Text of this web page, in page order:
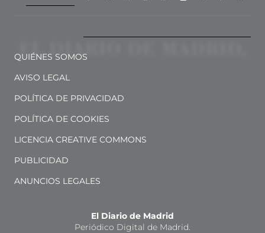
QUIÉNES SOMOS
AVISO LEGAL
POLÍTICA DE PRIVACIDAD
POLÍTICA DE COOKIES
LICENCIA CREATIVE COMMONS
PUBLICIDAD
ANUNCIOS LEGALES
El Diario de Madrid
Periódico Digital de Madrid.